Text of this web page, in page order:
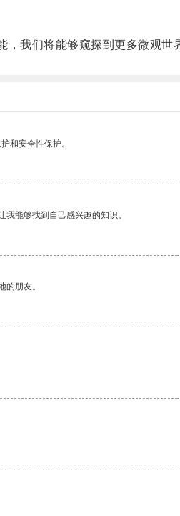
我们将能够窥探到更多微观世
和安全性保护。
能够找到自己感兴趣的知识。
朋友。